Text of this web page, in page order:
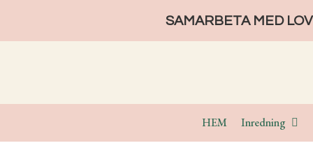
SAMARBETA MED
HEM Inredning